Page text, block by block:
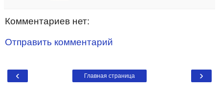
Комментариев нет:
Отправить комментарий
‹ ›
Главная страница